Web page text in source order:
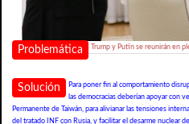
Problemática Trump y Putin se reunirán en
Solución
Para poner fin al comportamiento
las democracias deberían apoyar con
Permanente de Taiwán, para alivianar las tensiones
del tratado INF con Rusia, y facilitar el desarme nuclear